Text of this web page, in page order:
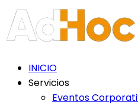
Nota:
este
sitio
incluye
sistema
INICIO
Servicios
Eventos